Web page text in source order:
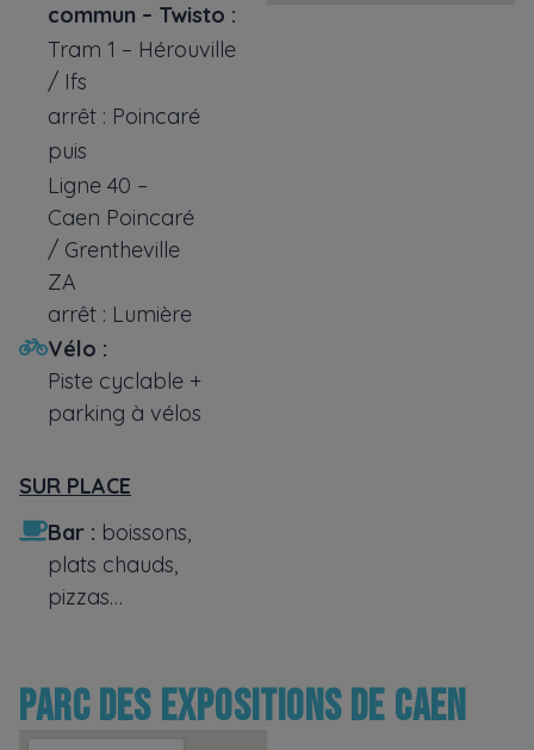
commun – Twisto :
Tram 1 – Hérouville
/ Ifs
arrêt : Poincaré
puis
Ligne 40 –
Caen Poincaré
/ Grentheville
ZA
arrêt : Lumière
Vélo :
Piste cyclable +
parking à vélos
SUR PLACE
Bar : boissons,
plats chauds,
pizzas…
PARC DES EXPOSITIONS DE CAEN